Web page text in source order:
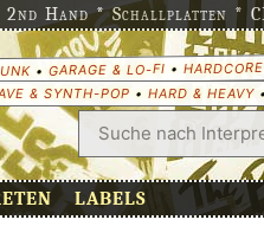
Hand * Schallplatten * CDs
• GARAGE & LO-FI • HARDCORE
& SYNTH-POP • HARD & HEAVY•
LABELS